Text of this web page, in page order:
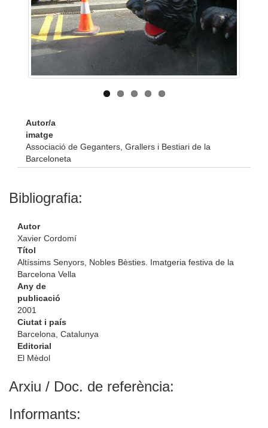
Autor/a
imatge
Associació de Geganters, Grallers i Bestiari de la
Barceloneta
Bibliografia:
Autor
Xavier Cordomí
Títol
Altíssims Senyors, Nobles Bèsties. Imatgeria festiva de la
Barcelona Vella
Any de
publicació
2001
Ciutat i país
Barcelona, Catalunya
Editorial
El Mèdol
Arxiu / Doc. de referència:
Informants: